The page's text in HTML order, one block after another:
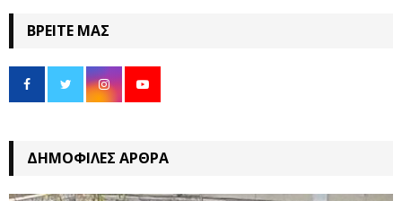
ΒΡΕΊΤΕ ΜΑΣ
ΔΗΜΟΦΙΛΈΣ ΆΡΘΡΑ